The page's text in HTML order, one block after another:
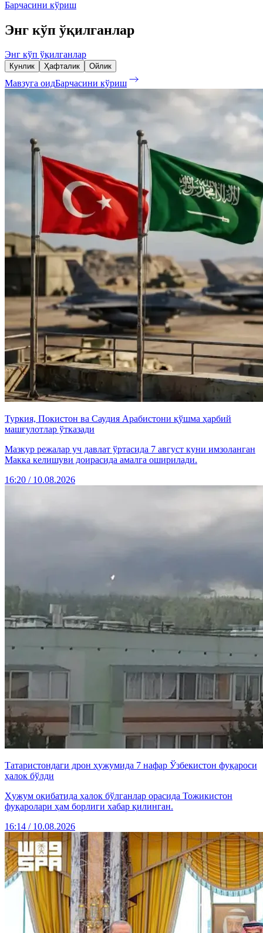
Барчасини кўриш
Энг кўп ўқилганлар
Энг кўп ўқилганлар
Кунлик Ҳафталик Ойлик
Мавзуга оидБарчасини кўриш
Туркия, Покистон ва Саудия Арабистони қўшма ҳарбий
машғулотлар ўтказади
Мазкур режалар уч давлат ўртасида 7 август куни имзоланган
Макка келишуви доирасида амалга оширилади.
16:20 / 10.08.2026
Татаристондаги дрон ҳужумида 7 нафар Ўзбекистон фуқароси
ҳалок бўлди
Ҳужум оқибатида ҳалок бўлганлар орасида Тожикистон
фуқаролари ҳам борлиги хабар қилинган.
16:14 / 10.08.2026